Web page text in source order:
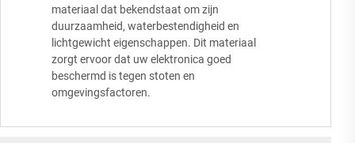
materiaal dat bekendstaat om zijn
duurzaamheid, waterbestendigheid en
lichtgewicht eigenschappen. Dit materiaal
zorgt ervoor dat uw elektronica goed
beschermd is tegen stoten en
omgevingsfactoren.